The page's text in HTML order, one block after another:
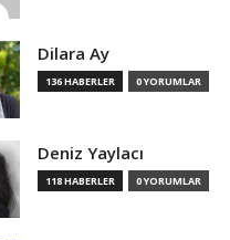
Dilara Ay
136 HABERLER 0 YORUMLAR
Deniz Yaylacı
118 HABERLER 0 YORUMLAR